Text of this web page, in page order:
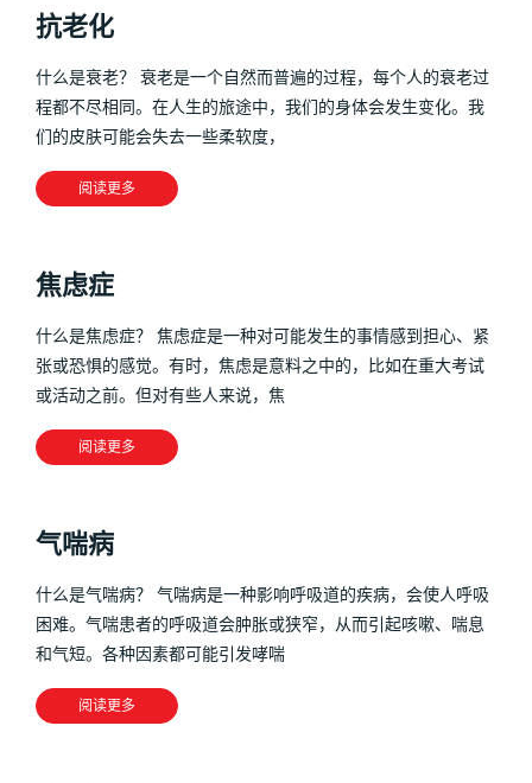
抗老化
什么是衰老？ 衰老是一个自然而普遍的过程，每个人的衰老过
程都不尽相同。在人生的旅途中，我们的身体会发生变化。我
们的皮肤可能会失去一些柔软度，
阅读更多
焦虑症
什么是焦虑症？ 焦虑症是一种对可能发生的事情感到担心、紧
张或恐惧的感觉。有时，焦虑是意料之中的，比如在重大考试
或活动之前。但对有些人来说，焦
阅读更多
气喘病
什么是气喘病？ 气喘病是一种影响呼吸道的疾病，会使人呼吸
困难。气喘患者的呼吸道会肿胀或狭窄，从而引起咳嗽、喘息
和气短。各种因素都可能引发哮喘
阅读更多